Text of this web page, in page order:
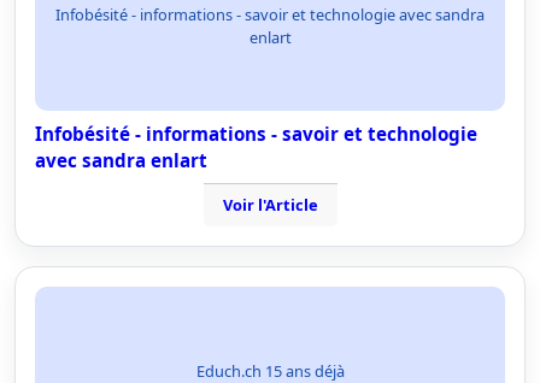
Infobésité - informations - savoir et technologie avec sandra
enlart
Infobésité - informations - savoir et technologie
avec sandra enlart
Voir l'Article
Educh.ch 15 ans déjà